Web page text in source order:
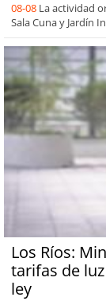
08-08 La actividad
Sala Cuna y Jardín
Los Ríos:
tarifas de
ley